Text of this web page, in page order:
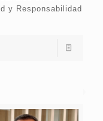
y Responsabilidad